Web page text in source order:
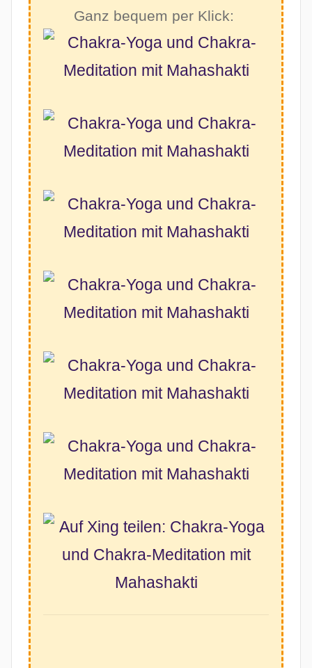
Ganz bequem per Klick: